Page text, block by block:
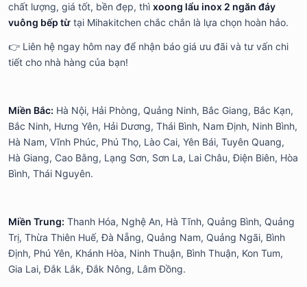
chất lượng, giá tốt, bền đẹp, thì xoong lẩu inox 2 ngăn đáy
vuông bếp từ tại Mihakitchen chắc chắn là lựa chọn hoàn hảo.
👉 Liên hệ ngay hôm nay để nhận báo giá ưu đãi và tư vấn chi
tiết cho nhà hàng của bạn!
Miền Bắc: Hà Nội, Hải Phòng, Quảng Ninh, Bắc Giang, Bắc Kạn,
Bắc Ninh, Hưng Yên, Hải Dương, Thái Bình, Nam Định, Ninh Bình,
Hà Nam, Vĩnh Phúc, Phú Thọ, Lào Cai, Yên Bái, Tuyên Quang,
Hà Giang, Cao Bằng, Lạng Sơn, Sơn La, Lai Châu, Điện Biên, Hòa
Bình, Thái Nguyên.
Miền Trung: Thanh Hóa, Nghệ An, Hà Tĩnh, Quảng Bình, Quảng
Trị, Thừa Thiên Huế, Đà Nẵng, Quảng Nam, Quảng Ngãi, Bình
Định, Phú Yên, Khánh Hòa, Ninh Thuận, Bình Thuận, Kon Tum,
Gia Lai, Đắk Lắk, Đắk Nông, Lâm Đồng.